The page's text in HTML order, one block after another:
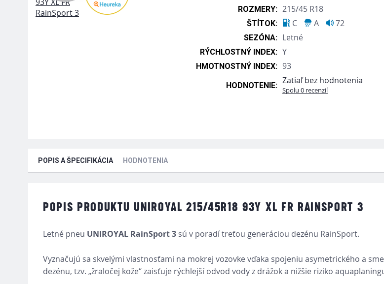
ROZMERY: 215/45 R18
ŠTÍTOK: C A 72
SEZÓNA: Letné
RÝCHLOSTNÝ INDEX: Y
HMOTNOSTNÝ INDEX: 93
HODNOTENIE: Zatiaľ bez hodnotenia
Spolu 0 recenzií
POPIS A ŠPECIFIKÁCIA HODNOTENIA
POPIS PRODUKTU UNIROYAL 215/45R18 93Y XL FR RAINSPORT 3
Letné pneu UNIROYAL RainSport 3 sú v poradí treťou generáciou dezénu RainSport.
Vyznačujú sa skvelými vlastnosťami na mokrej vozovke vďaka spojeniu asymetrického a
dezénu, tzv. „žraločej kože“ zaisťuje rýchlejší odvod vody z drážok a nižšie riziko